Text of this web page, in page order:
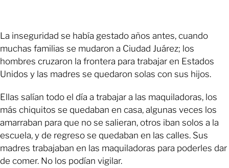
La inseguridad se había gestado años antes, cuando
muchas familias se mudaron a Ciudad Juárez; los
hombres cruzaron la frontera para trabajar en Estados
Unidos y las madres se quedaron solas con sus hijos.
Ellas salían todo el día a trabajar a las maquiladoras, los
más chiquitos se quedaban en casa, algunas veces los
amarraban para que no se salieran, otros iban solos a la
escuela, y de regreso se quedaban en las calles. Sus
madres trabajaban en las maquiladoras para poderles dar
de comer. No los podían vigilar.